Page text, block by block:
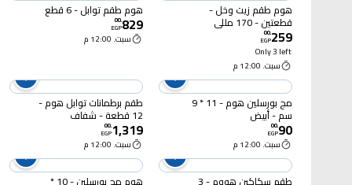
هوم طقم زيت وخل -
قطعتين - 170 مللي
259
.
00
EGP
Only 3 left
سبت. 12:00 م
هوم طقم توابل - 6 قطع
829
.
00
EGP
سبت. 12:00 م
مج بورسلين هوم - 11 * 9
سم - أبيض
90
.
00
EGP
سبت. 12:00 م
طقم برطمانات توابل هوم -
12 قطعة - شفاف
1,319
.
00
EGP
سبت. 12:00 م